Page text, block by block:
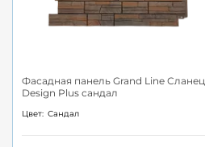
Фасадная панель Grand Line Сланец,
Design Plus сандал
Цвет: Сандал